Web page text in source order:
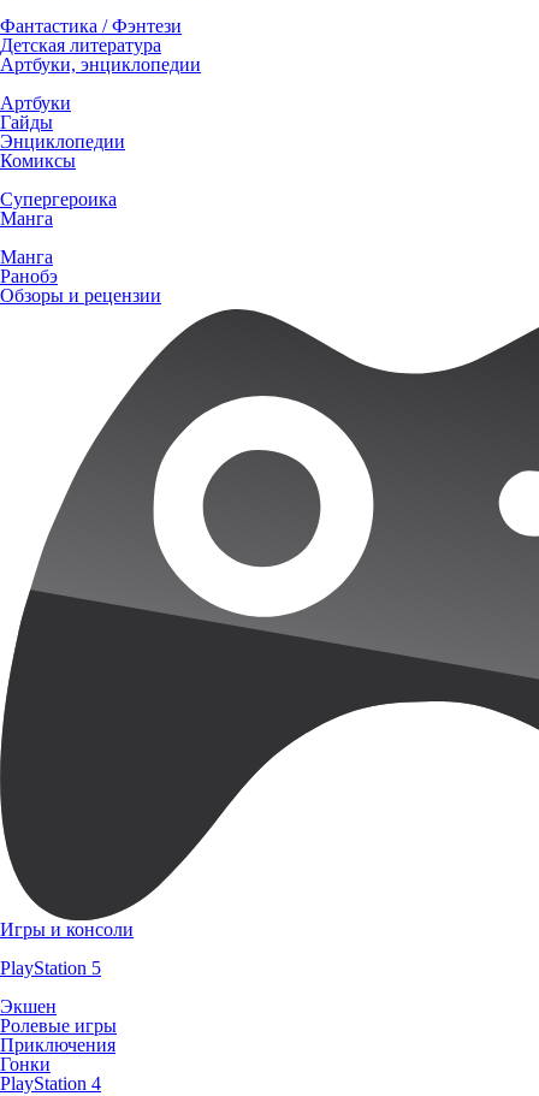
Фантастика / Фэнтези
Детская литература
Артбуки, энциклопедии
Артбуки
Гайды
Энциклопедии
Комиксы
Супергероика
Манга
Манга
Ранобэ
Обзоры и рецензии
Игры и консоли
PlayStation 5
Экшен
Ролевые игры
Приключения
Гонки
PlayStation 4